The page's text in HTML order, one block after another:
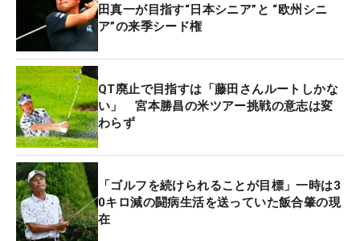
田真一が目指す“日本シニア”と “欧州シニ
ア”の来季シード権
QT廃止で目指すは「藤田さんルートしかな
い」 宮本勝昌の米ツアー挑戦の意志は変
わらず
「ゴルフを続けられることが目標」一時は3
0キロ減の闘病生活を送っていた飯合肇の現
在